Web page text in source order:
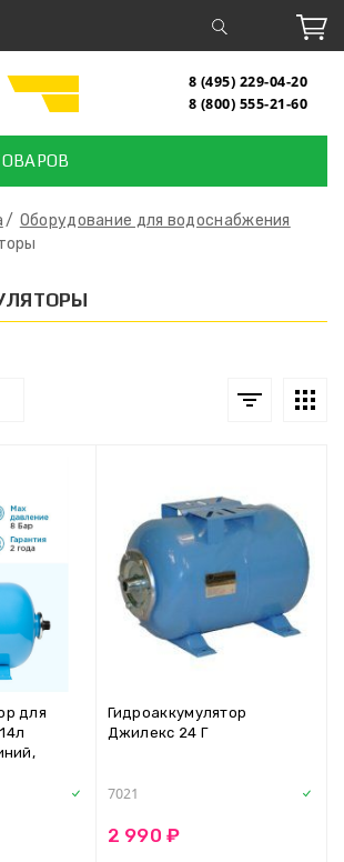
8 (495) 229-04-20
8 (800) 555-21-60
Оборудование для водоснабжения
для
Гидроаккумулятор
Джилекс 24 Г
7021
2 990 ₽